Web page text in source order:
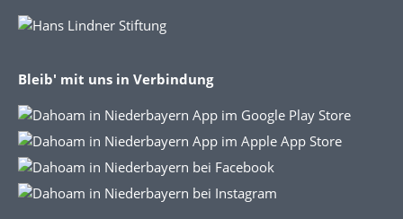
Bleib' mit uns in Verbindung